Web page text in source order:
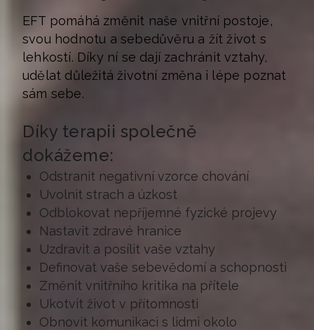
EFT pomáhá změnit naše vnitřní postoje,
svou hodnotu a sebedůvěru a žít život s
lehkostí. Díky ní se dají zachránit vztahy,
udělat důležitá životní změna i lépe poznat
sám sebe.
Díky terapii společně
dokážeme:
Odstranit negativní vzorce chování
Uvolnit strach a úzkost
Odblokovat nepříjemné fyzické projevy
Nastavit zdravé hranice
Uzdravit a posílit vaše vztahy
Definovat vaše sebevědomí a schopnosti
Změnit vnitřního kritika na přítele
Ukotvit život v přítomnosti
Obnovit komunikaci s lidmi okolo